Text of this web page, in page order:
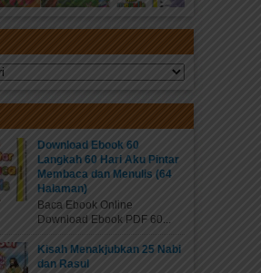
Download Ebook 60
Langkah 60 Hari Aku Pintar
Membaca dan Menulis (64
Halaman)
Baca Ebook Online
Download Ebook PDF 60...
Kisah Menakjubkan 25 Nabi
dan Rasul